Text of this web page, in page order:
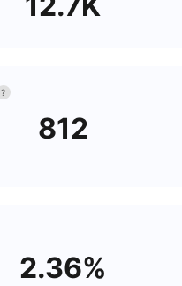
?
812
2.36%